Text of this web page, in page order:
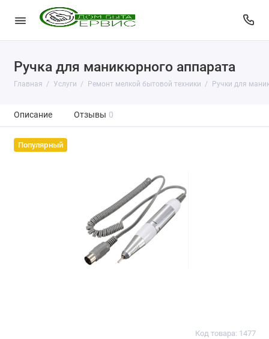
Ручка для маникюрного аппарата
Главная Услуги Ремонт мелкой бытовой техники Ручки для
Описание Отзывы 0
Популярный
Код товара: 1477